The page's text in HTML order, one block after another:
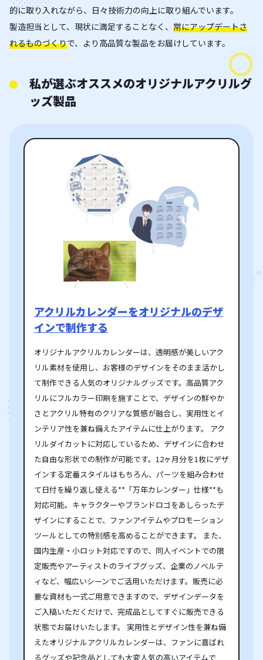
的に取り入れながら、日々技術力の向上に取り組んでいます。
製造担当として、現状に満足することなく、 常にアップデートさ
れるものづくりで、より高品質な製品をお届けしています。
私が選ぶオススメのオリジナルアクリルグ
ッズ製品
アクリルカレンダーをオリジナルのデザ
インで制作する
オリジナルアクリルカレンダーは、透明感が美しいアク
リル素材を使用し、お客様のデザインをそのまま活かし
て制作できる人気のオリジナルグッズです。高品質アク
リルにフルカラー印刷を施すことで、デザインの鮮やか
さとアクリル特有のクリアな質感が融合し、実用性とイ
ンテリア性を兼ね備えたアイテムに仕上がります。 アク
リルダイカットに対応しているため、デザインに合わせ
た自由な形状での制作が可能です。12ヶ月分を1枚にデザ
インする定番スタイルはもちろん、パーツを組み合わせ
て日付を繰り返し使える**「万年カレンダー」仕様**も
対応可能。キャラクターやブランドロゴをあしらったデ
ザインにすることで、ファンアイテムやプロモーション
ツールとしての特別感を高めることができます。 また、
国内生産・小ロット対応ですので、同人イベントでの限
定販売やアーティストのライブグッズ、企業のノベルテ
ィなど、幅広いシーンでご活用いただけます。販売に必
要な資材も一式ご用意できますので、デザインデータを
ご入稿いただくだけで、完成品としてすぐに販売できる
状態でお届けいたします。 実用性とデザイン性を兼ね備
えたオリジナルアクリルカレンダーは、ファンに喜ばれ
るグッズや記念品としても大変人気の高いアイテムで